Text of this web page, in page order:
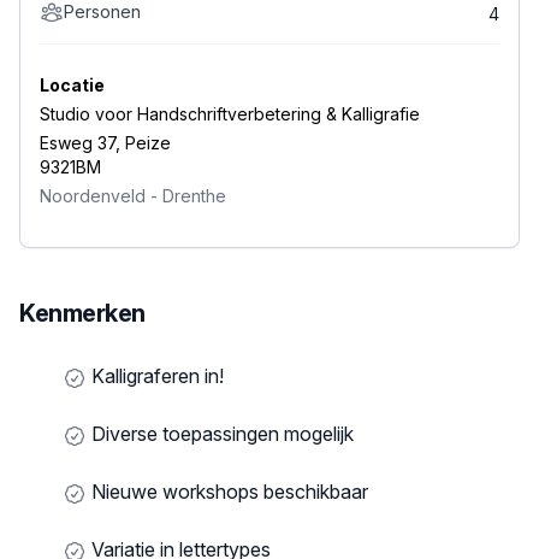
Personen 4
Locatie
Studio voor Handschriftverbetering & Kalligrafie
Esweg 37, Peize
9321BM
Noordenveld - Drenthe
Kenmerken
Kalligraferen in!
Diverse toepassingen mogelijk
Nieuwe workshops beschikbaar
Variatie in lettertypes